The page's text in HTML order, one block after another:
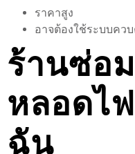
ราคาสูง
อาจต้องใช้ระบบคว
ร้านซ่อ
หลอดไ
ฉัน